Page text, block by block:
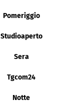
Pomeriggio
Studioaperto
Sera
Tgcom24
Notte